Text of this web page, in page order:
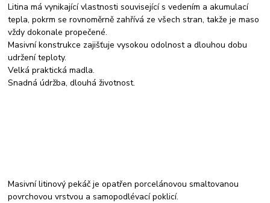
Litina má vynikající vlastnosti související s vedením a akumulací
tepla, pokrm se rovnoměrně zahřívá ze všech stran, takže je maso
vždy dokonale propečené.
Masivní konstrukce zajišťuje vysokou odolnost a dlouhou dobu
udržení teploty.
Velká praktická madla.
Snadná údržba, dlouhá životnost.
Masivní litinový pekáč je opatřen porcelánovou smaltovanou
povrchovou vrstvou a samopodlévací poklicí.